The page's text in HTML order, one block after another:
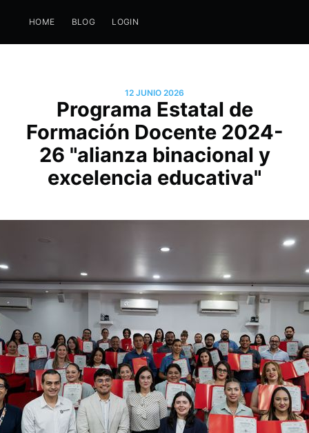
HOME BLOG LOGIN
12 JUNIO 2026
Programa Estatal de
Formación Docente 2024-
26 "alianza binacional y
excelencia educativa"